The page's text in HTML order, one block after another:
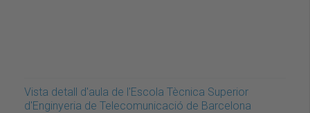
Vista detall d'aula de l'Escola Tècnica Superior
d'Enginyeria de Telecomunicació de Barcelona